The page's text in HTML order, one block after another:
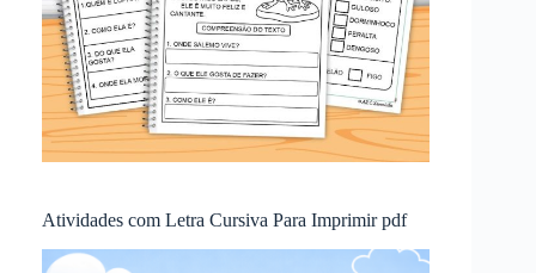
Atividades com Letra Cursiva Para Imprimir pdf